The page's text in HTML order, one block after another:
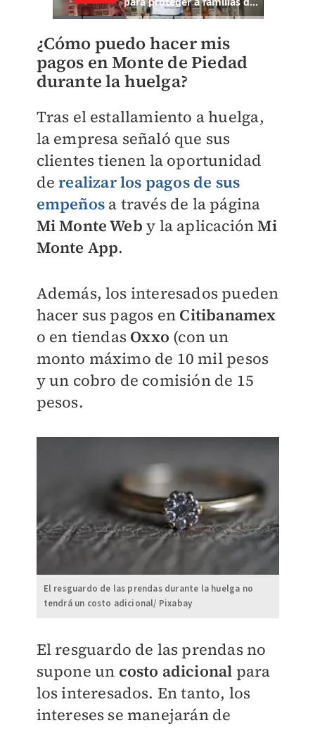
¿Cómo puedo hacer mis
pagos en Monte de Piedad
durante la huelga?
Tras el estallamiento a huelga,
la empresa señaló que sus
clientes tienen la oportunidad
derealizar los pagos de sus
empeñosa través de la página
Mi Monte Web y la aplicaciónMi
Monte App.
Además, los interesados pueden
hacer sus pagos en Citibanamex
o en tiendas Oxxo (con un
monto máximo de 10 mil pesos
y un cobro de comisión de 15
pesos.
El resguardo de las prendas durante la huelga no
tendrá un costo adicional/ Pixabay
El resguardo de las prendas no
supone un costo adicional para
los interesados. En tanto, los
intereses se manejarán de